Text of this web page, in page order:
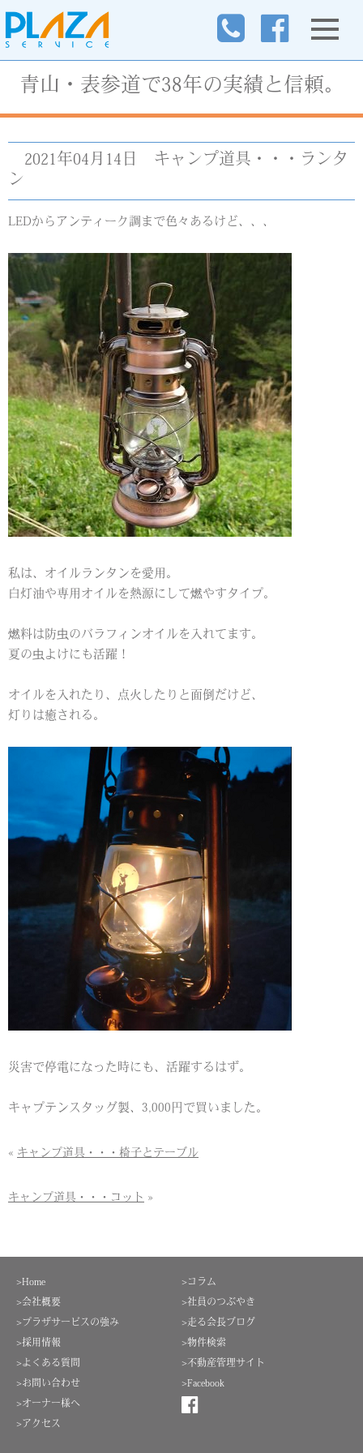
青山・表参道で38年の実績と信頼。
2021年04月14日 キャンプ道具・・・ランタ
ン
LEDからアンティーク調まで色々あるけど、、、
私は、オイルランタンを愛用。
白灯油や専用オイルを熱源にして燃やすタイプ。
燃料は防虫のバラフィンオイルを入れてます。
夏の虫よけにも活躍！
オイルを入れたり、点火したりと面倒だけど、
灯りは癒される。
災害で停電になった時にも、活躍するはず。
キャプテンスタッグ製、3,000円で買いました。
« キャンプ道具・・・椅子とテーブル
キャンプ道具・・・コット »
>コラム
>社員のつぶやき
>走る会長ブログ
>物件検索
>不動産管理サイト
>Facebook
>Home
>会社概要
>プラザサービスの強み
>採用情報
>よくある質問
>お問い合わせ
>オーナー様へ
>アクセス